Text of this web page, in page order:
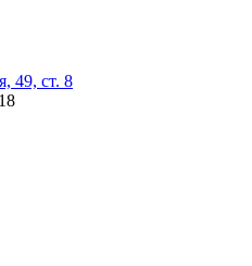
49, ст. 8